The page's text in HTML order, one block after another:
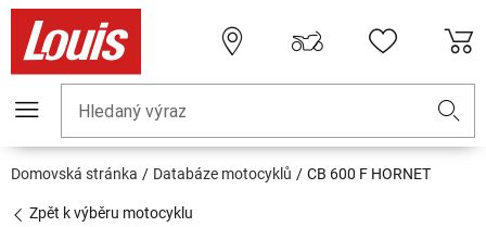
Hledaný výraz
Domovská stránka Databáze motocyklů CB 600 F HORNET
Zpět k výběru motocyklu